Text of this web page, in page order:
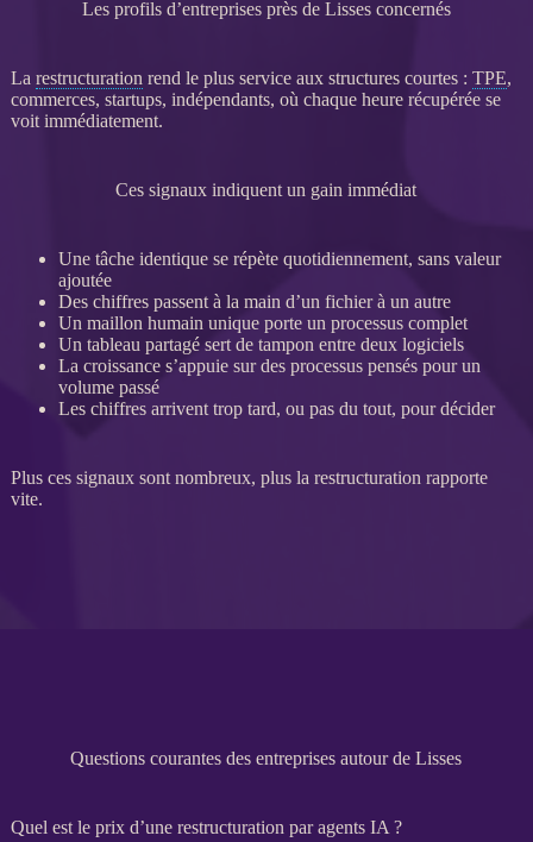
Les profils d’entreprises près de Lisses concernés
La restructuration rend le plus service aux structures courtes : TPE,
commerces, startups, indépendants, où chaque heure récupérée se
voit immédiatement.
Ces signaux indiquent un gain immédiat
Une tâche identique se répète quotidiennement, sans valeur
ajoutée
Des chiffres passent à la main d’un fichier à un autre
Un maillon humain unique porte un processuscomplet
Un tableau partagé sert de tampon entre deux logiciels
La croissance s’appuie sur des processuspensés pour un
volume passé
Les chiffres arrivent trop tard, ou pas du tout, pour décider
Plus ces signaux sont nombreux, plus la restructuration rapporte
vite.
Questions courantes des entreprises autour de Lisses
Quel est le prix d’une restructuration par agents IA ?